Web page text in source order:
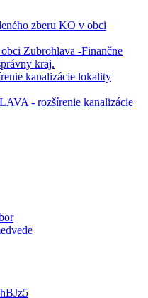
zberu KO v obci
Zubrohlava -Finančne
kraj.
kanalizácie lokality
- rozšírenie kanalizácie